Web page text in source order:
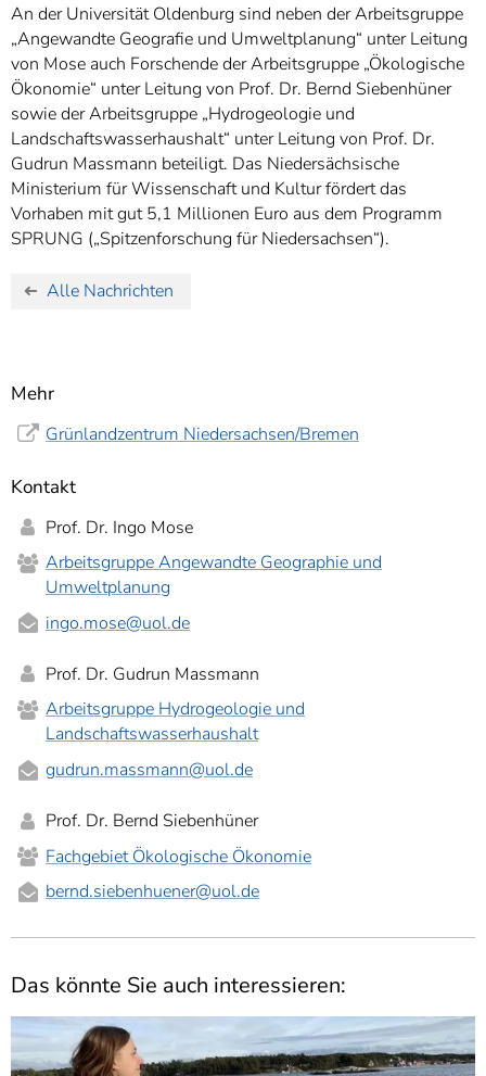
An der Universität Oldenburg sind neben der Arbeitsgruppe
„Angewandte Geografie und Umweltplanung“ unter Leitung
von Mose auch Forschende der Arbeitsgruppe „Ökologische
Ökonomie“ unter Leitung von Prof. Dr. Bernd Siebenhüner
sowie der Arbeitsgruppe „Hydrogeologie und
Landschaftswasserhaushalt“ unter Leitung von Prof. Dr.
Gudrun Massmann beteiligt. Das Niedersächsische
Ministerium für Wissenschaft und Kultur fördert das
Vorhaben mit gut 5,1 Millionen Euro aus dem Programm
SPRUNG („Spitzenforschung für Niedersachsen“).
Alle Nachrichten
Mehr
Grünlandzentrum Niedersachsen/Bremen
Kontakt
Prof. Dr. Ingo Mose
Arbeitsgruppe Angewandte Geographie und
Umweltplanung
ingo.mose@uol.de
Prof. Dr. Gudrun Massmann
Arbeitsgruppe Hydrogeologie und
Landschaftswasserhaushalt
gudrun.massmann@uol.de
Prof. Dr. Bernd Siebenhüner
Fachgebiet Ökologische Ökonomie
bernd.siebenhuener@uol.de
Das könnte Sie auch interessieren: